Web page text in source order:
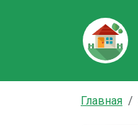
Главная